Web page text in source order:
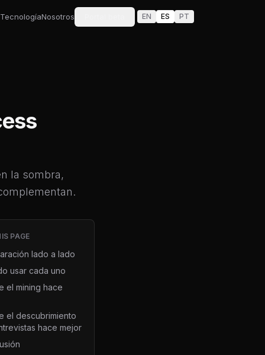
TecnologíaNosotros EN ES PT
la sombra,
PAGE
lado a lado
usar cada uno
el mining hace
el descubrimiento
hace mejor